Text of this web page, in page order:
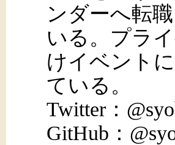
ンダーへ転
いる。プラ
けイベント
ている。
Twitter：
GitHub：